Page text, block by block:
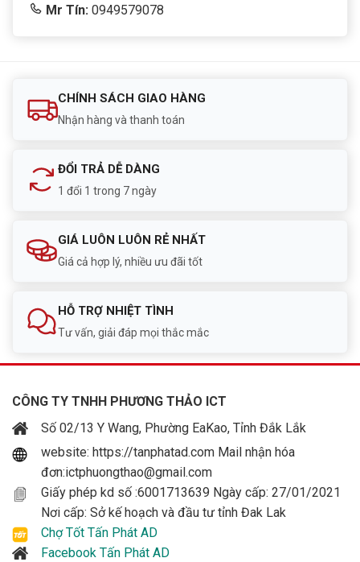
Cáp CPU
SATA 3 cổng
Công nghệ bảo
OPP, OVP, SCP
Màu sắc dây Cáp dẹt màu đen
Mr Tín: 0949579078
CHÍNH SÁCH GIAO HÀNG
Nhận hàng và thanh toán
ĐỔI TRẢ DỄ DÀNG
1 đổi 1 trong 7 ngày
GIÁ LUÔN LUÔN RẺ NHẤT
Giá cả hợp lý, nhiều ưu đãi tốt
HỖ TRỢ NHIỆT TÌNH
Tư vấn, giải đáp mọi thắc mắc
CÔNG TY TNHH PHƯƠNG THẢO ICT
Số 02/13 Y Wang, Phường EaKao, Tỉnh Đắk Lắk
website: https://tanphatad.com Mail nhận hóa
đơn:ictphuongthao@gmail.com
Giấy phép kd số :6001713639 Ngày cấp: 27/01/2021
Nơi cấp: Sở kế hoạch và đầu tư tỉnh Đak Lak
Chợ Tốt Tấn Phát AD
Facebook Tấn Phát AD